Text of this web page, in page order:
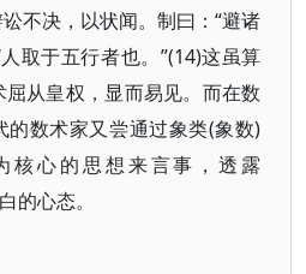
不决，以状闻。制曰：“避诸
取于五行者也。”(14)这虽算
从皇权，显而易见。而在数
的数术家又尝通过象类(象数)
核心的思想来言事，透露
的心态。